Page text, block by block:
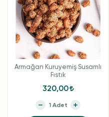
Armağan Kuruyemiş Susamlı
Fıstık
320,00